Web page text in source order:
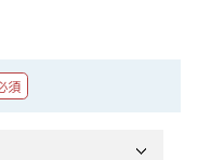
須